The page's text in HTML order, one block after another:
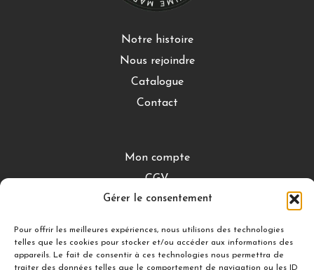
Gérer le consentement
Pour offrir les meilleures expériences, nous utilisons des technologies
telles que les cookies pour stocker et/ou accéder aux informations des
appareils. Le fait de consentir à ces technologies nous permettra de
traiter des données telles que le comportement de navigation ou les ID
Notre histoire
Nous rejoindre
Catalogue
Contact
Mon compte
CGV
Mentions légales